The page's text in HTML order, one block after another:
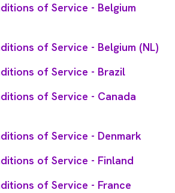
of Service - Belgium
of Service - Belgium (NL)
of Service - Brazil
of Service - Canada
of Service - Denmark
of Service - Finland
of Service - France